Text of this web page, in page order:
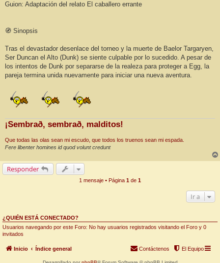
Guion: Adaptación del relato El caballero errante
🧭 Sinopsis
Tras el devastador desenlace del torneo y la muerte de Baelor Targaryen,
Ser Duncan el Alto (Dunk) se siente culpable por lo sucedido. A pesar de
los intentos de Dunk por separarse de la realeza para proteger a Egg, la
pareja termina unida nuevamente para iniciar una nueva aventura.
¡Sembrað, sembrað, malditos!
Que todas las olas sean mi escudo, que todos los truenos sean mi espada.
Fere libenter homines id quod volunt credunt
Responder
1 mensaje • Página 1 de 1
Ir a
¿QUIÉN ESTÁ CONECTADO?
Usuarios navegando por este Foro: No hay usuarios registrados visitando el Foro y 0
invitados
Inicio Índice general El Equipo
Contáctenos